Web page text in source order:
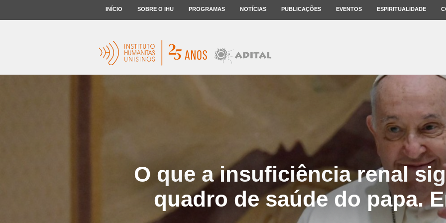
INÍCIO SOBRE O IHU PROGRAMAS NOTÍCIAS PUBLICAÇÕES EVENTOS ESPIRITUALIDADE
O que a insuficiência renal
quadro de saúde do papa.